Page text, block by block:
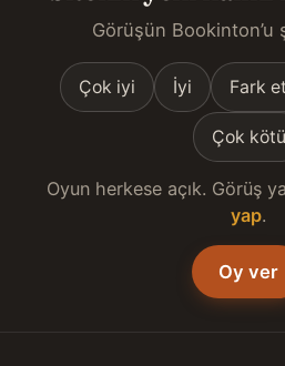
Görüşün Bookinton’u
Çok iyi İyi Fark
Çok kötü
Oyun herkese açık. Görüş
yap.
Oy ver